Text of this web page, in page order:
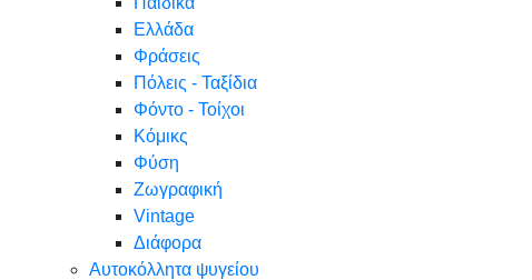
Ελλάδα
Φράσεις
Πόλεις - Ταξίδια
Φόντο - Τοίχοι
Κόμικς
Φύση
Ζωγραφική
Vintage
Διάφορα
Αυτοκόλλητα ψυγείου